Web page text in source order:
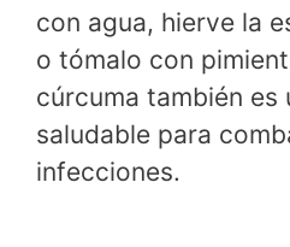
con agua, hierve la
o tómalo con
cúrcuma también es
saludable para
infecciones.